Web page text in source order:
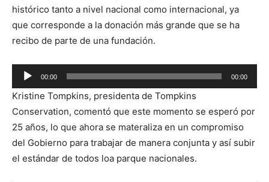
histórico tanto a nivel nacional como internacional, ya
que corresponde a la donación más grande que se ha
recibo de parte de una fundación.
Reproductor
de
audio
00:00 00:00
Kristine Tompkins, presidenta de Tompkins
Conservation, comentó que este momento se esperó por
25 años, lo que ahora se materaliza en un compromiso
del Gobierno para trabajar de manera conjunta y así subir
el estándar de todos loa parque nacionales.